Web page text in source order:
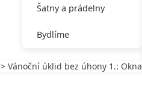
Šatny a prádelny
Bydlíme
> Vánoční úklid bez úhony 1.: Okna